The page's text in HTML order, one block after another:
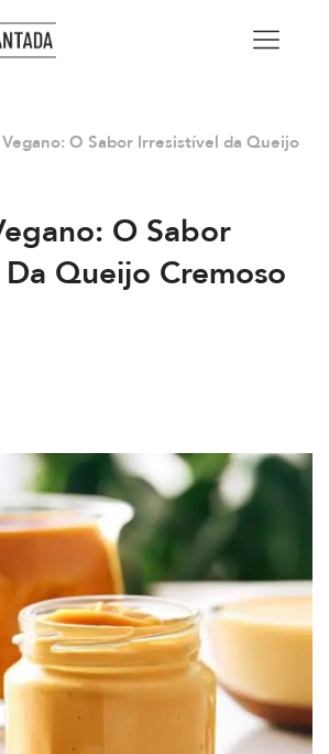
O Sabor Irresistível da Queijo
O Sabor
Queijo Cremoso